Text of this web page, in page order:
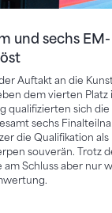
und sechs EM-
Auftakt an die
dem vierten Platz
qualifizierten sich die
sechs
die Qualifikation
souverän. Trotz
Schluss aber nur